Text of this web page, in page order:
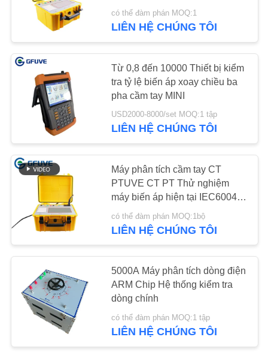
KIỂM
CHẤT
LƯỢNG
LIÊN
CHÚNG
TÔI
TIN
TỨC
CẦU
BÁO
có thể đàm phán MOQ:1
LIÊN HỆ CHÚNG TÔI
Từ 0,8 đến 10000 Thiết bị kiểm
tra tỷ lệ biến áp xoay chiều ba
pha cầm tay MINI
USD2000-8000/set MOQ:1 tập
LIÊN HỆ CHÚNG TÔI
Máy phân tích cầm tay CT
PTUVE CT PT Thử nghiệm
máy biến áp hiện tại IEC60044-
có thể đàm phán MOQ:1bộ
LIÊN HỆ CHÚNG TÔI
5000A Máy phân tích dòng điện
ARM Chip Hệ thống kiểm tra
dòng chính
có thể đàm phán MOQ:1 tập
LIÊN HỆ CHÚNG TÔI